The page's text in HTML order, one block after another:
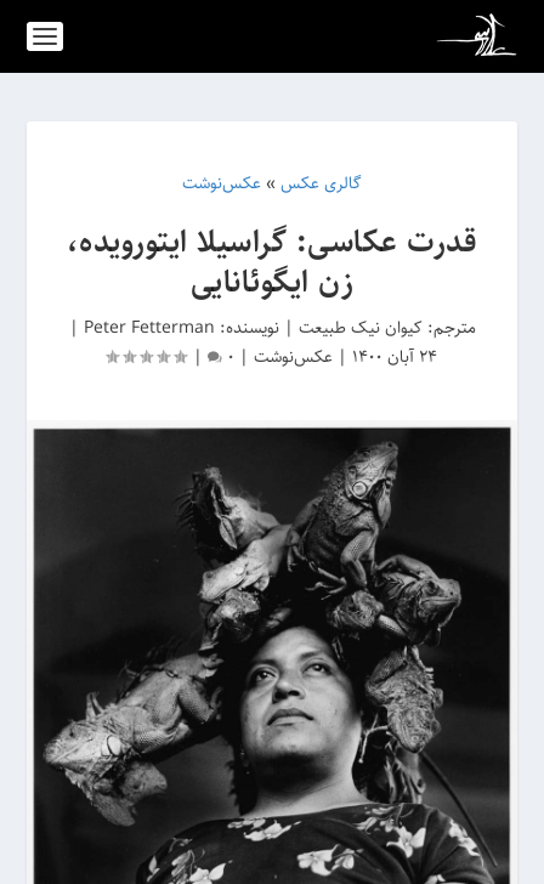
گالری عکس » عکس‌نوشت
قدرت عکاسی: گراسیلا ایتورویده،
زن ایگوئانایی
مترجم:کیوان نیک طبیعت |نویسنده: Peter Fetterman
|
24 آبان 1400
| عکس‌نوشت |
0
|